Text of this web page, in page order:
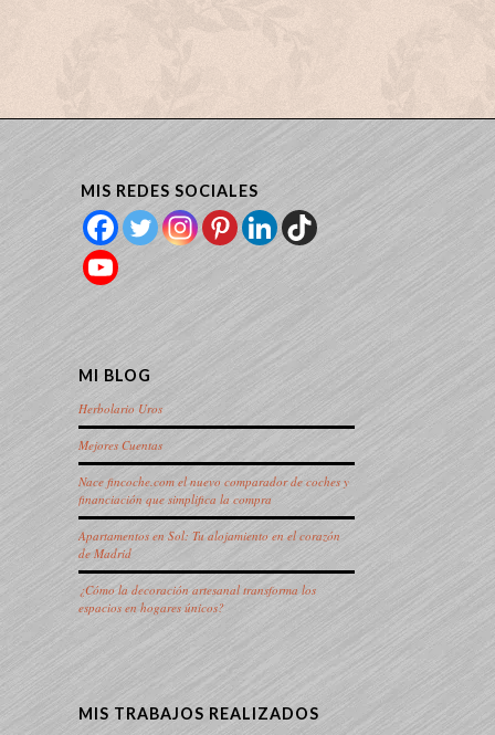
MIS REDES SOCIALES
MI BLOG
Herbolario Uros
Mejores Cuentas
Nace fincoche.com el nuevo comparador de coches y
financiación que simplifica la compra
Apartamentos en Sol: Tu alojamiento en el corazón
de Madrid
¿Cómo la decoración artesanal transforma los
espacios en hogares únicos?
MIS TRABAJOS REALIZADOS